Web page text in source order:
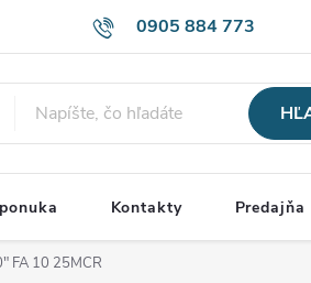
0905 884 773
a Platba Obchodné podmienky
Kontakty Predajňa
FA 10 25MCR